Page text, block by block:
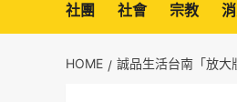
社團 社會 宗教
HOME 誠品生活台南「放